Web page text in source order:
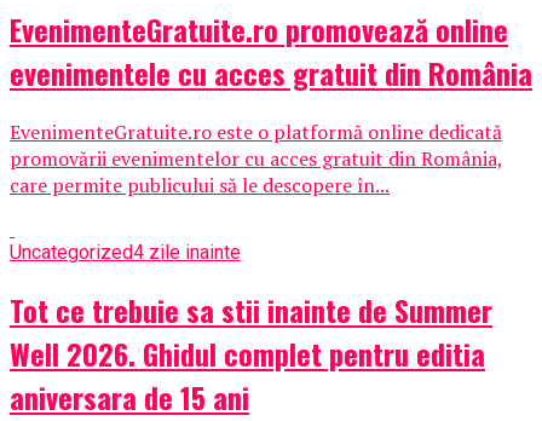
EvenimenteGratuite.ro promovează online
evenimentele cu acces gratuit din România
EvenimenteGratuite.ro este o platformă online dedicată
promovării evenimentelor cu acces gratuit din România,
care permite publicului să le descopere în...
Uncategorized4 zile inainte
Tot ce trebuie sa stii inainte de Summer
Well 2026. Ghidul complet pentru editia
aniversara de 15 ani